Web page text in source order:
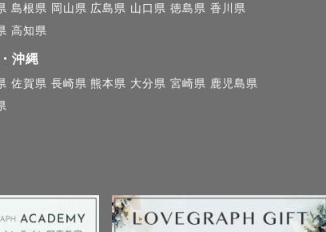
どんな人？✿
きな32歳です！
大分・イギリス、現在は関東に7年住んでいます！
切にありのままのゲスト様のカタチを残します🕊️
ー
島根県 岡山県 広島県 山口県 徳島県 香川県
高知県
沖縄
佐賀県 長崎県 熊本県 大分県 宮崎県 鹿児島県